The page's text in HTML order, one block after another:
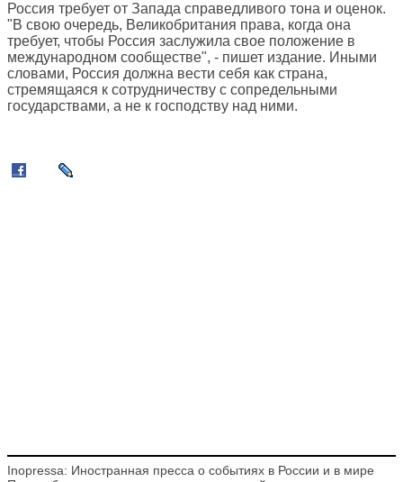
Россия требует от Запада справедливого тона и оценок.
"В свою очередь, Великобритания права, когда она
требует, чтобы Россия заслужила свое положение в
международном сообществе", - пишет издание. Иными
словами, Россия должна вести себя как страна,
стремящаяся к сотрудничеству с сопредельными
государствами, а не к господству над ними.
Inopressa: Иностранная пресса о событиях в России и в мире